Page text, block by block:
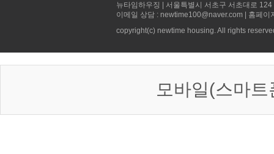
뉴타임하우징 | 서울특별시 서초구 서초대로
이메일 상담 : newtime100@naver.com | 홈페
copyright(c) newtime housing. All rights
모바일(스마